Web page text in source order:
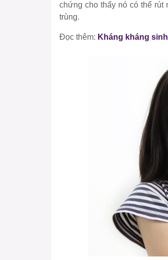
chứng cho thấy nó có thể rút
trùng.
Đọc thêm: Kháng kháng